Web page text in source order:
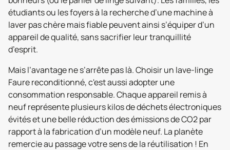
étudiants ou les foyers à la recherche d’une machine à
laver pas chère mais fiable peuvent ainsi s’équiper d’un
appareil de qualité, sans sacrifier leur tranquillité
d’esprit.
Mais l’avantage ne s’arrête pas là. Choisir un lave-linge
Faure reconditionné, c'est aussi adopter une
consommation responsable. Chaque appareil remis à
neuf représente plusieurs kilos de déchets électroniques
évités et une belle réduction des émissions de CO2 par
rapport à la fabrication d’un modèle neuf. La planète
remercie au passage votre sens de la réutilisation ! En